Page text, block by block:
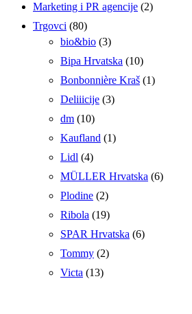
Marketing i PR agencije (2)
Trgovci (80)
bio&bio (3)
Bipa Hrvatska (10)
Bonbonnière Kraš (1)
Deliiicije (3)
dm (10)
Kaufland (1)
Lidl (4)
MÜLLER Hrvatska (6)
Plodine (2)
Ribola (19)
SPAR Hrvatska (6)
Tommy (2)
Victa (13)